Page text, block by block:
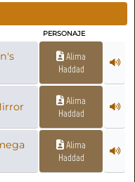
PERSONAJE
Alima
Haddad
Alima
Haddad
Alima
Haddad